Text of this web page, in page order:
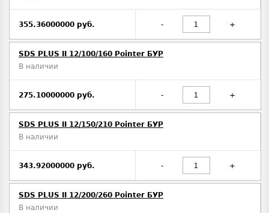
355.36000000 руб. - +
SDS PLUS II 12/100/160 Pointer БУР
В наличии
275.10000000 руб. - +
SDS PLUS II 12/150/210 Pointer БУР
В наличии
343.92000000 руб. - +
SDS PLUS II 12/200/260 Pointer БУР
В наличии